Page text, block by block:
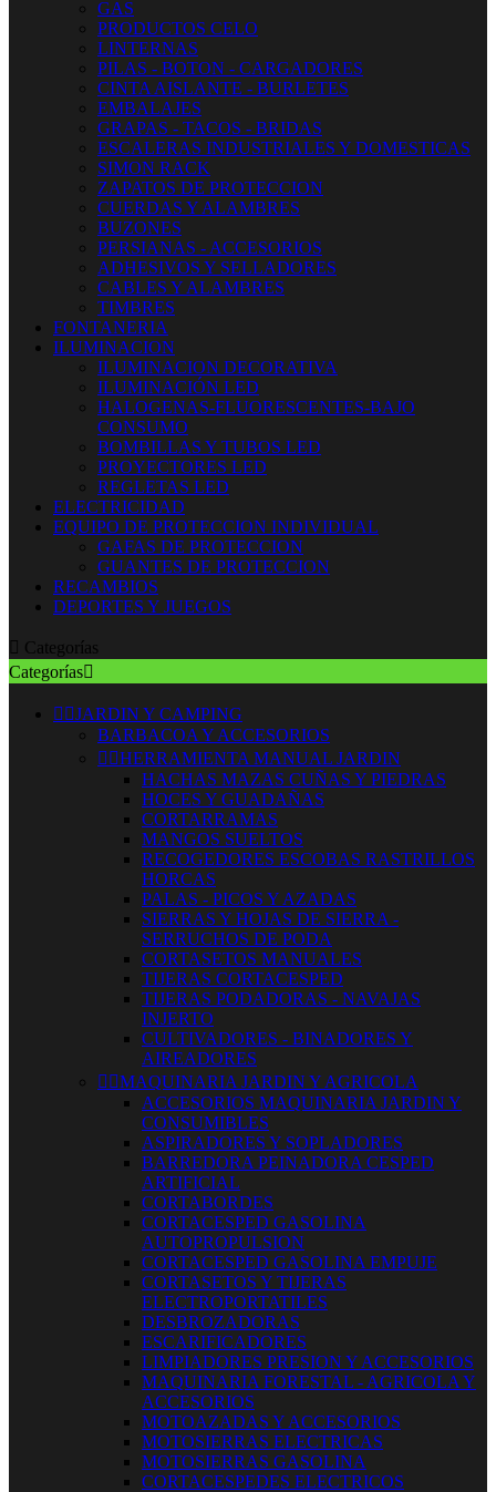
GAS
PRODUCTOS CELO
LINTERNAS
PILAS - BOTON - CARGADORES
CINTA AISLANTE - BURLETES
EMBALAJES
GRAPAS - TACOS - BRIDAS
ESCALERAS INDUSTRIALES Y DOMESTICAS
SIMON RACK
ZAPATOS DE PROTECCION
CUERDAS Y ALAMBRES
BUZONES
PERSIANAS - ACCESORIOS
ADHESIVOS Y SELLADORES
CABLES Y ALAMBRES
TIMBRES
FONTANERIA
ILUMINACION
ILUMINACION DECORATIVA
ILUMINACIÓN LED
HALOGENAS-FLUORESCENTES-BAJO
CONSUMO
BOMBILLAS Y TUBOS LED
PROYECTORES LED
REGLETAS LED
ELECTRICIDAD
EQUIPO DE PROTECCION INDIVIDUAL
GAFAS DE PROTECCION
GUANTES DE PROTECCION
RECAMBIOS
DEPORTES Y JUEGOS
 Categorías
Categorías
 JARDIN Y CAMPING
BARBACOA Y ACCESORIOS
 HERRAMIENTA MANUAL JARDIN
HACHAS MAZAS CUÑAS Y PIEDRAS
HOCES Y GUADAÑAS
CORTARRAMAS
MANGOS SUELTOS
RECOGEDORES ESCOBAS RASTRILLOS
HORCAS
PALAS - PICOS Y AZADAS
SIERRAS Y HOJAS DE SIERRA -
SERRUCHOS DE PODA
CORTASETOS MANUALES
TIJERAS CORTACESPED
TIJERAS PODADORAS - NAVAJAS
INJERTO
CULTIVADORES - BINADORES Y
AIREADORES
 MAQUINARIA JARDIN Y AGRICOLA
ACCESORIOS MAQUINARIA JARDIN Y
CONSUMIBLES
ASPIRADORES Y SOPLADORES
BARREDORA PEINADORA CESPED
ARTIFICIAL
CORTABORDES
CORTACESPED GASOLINA
AUTOPROPULSION
CORTACESPED GASOLINA EMPUJE
CORTASETOS Y TIJERAS
ELECTROPORTATILES
DESBROZADORAS
ESCARIFICADORES
LIMPIADORES PRESION Y ACCESORIOS
MAQUINARIA FORESTAL - AGRICOLA Y
ACCESORIOS
MOTOAZADAS Y ACCESORIOS
MOTOSIERRAS ELECTRICAS
MOTOSIERRAS GASOLINA
CORTACESPEDES ELECTRICOS